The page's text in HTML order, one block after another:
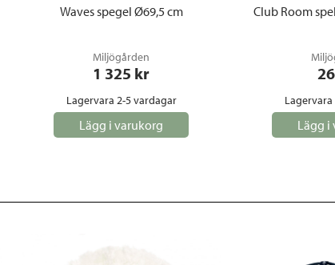
Waves spegel Ø69,5 cm
Miljögården
1 325 kr
Lagervara 2-5 vardagar
Lägg i varukorg
Club Room
Lägg i